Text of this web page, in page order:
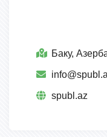
Баку,
spubl.az